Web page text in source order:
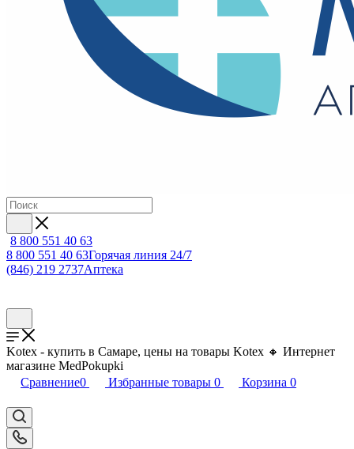
8 800 551 40 63
8 800 551 40 63Горячая линия 24/7
(846) 219 2737Аптека
Kotex - купить в Самаре, цены на товары Kotex 🔸 Интернет
магазине MedPokupki
Сравнение0 Избранные товары 0 Корзина 0